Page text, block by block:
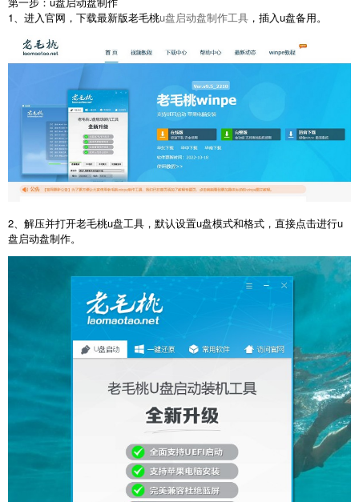
1、进入官网，下载最新版老毛桃u盘启动盘制作工具 ，插入u盘备用。
2、解压并打开老毛桃u盘工具，默认设置u盘模式和格式，直接点击进行u
盘启动盘制作。